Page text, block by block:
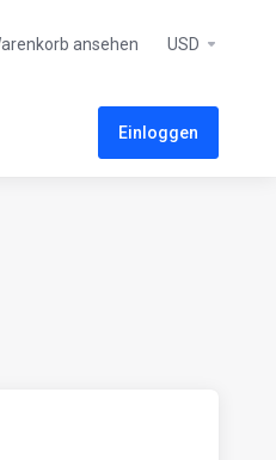
ansehen USD
Einloggen